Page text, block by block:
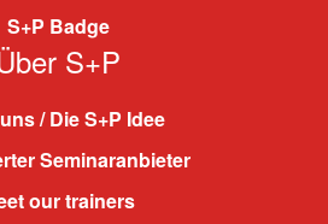
S+P Badge
S+P
/ Die S+P Idee
Seminaranbieter
our trainers